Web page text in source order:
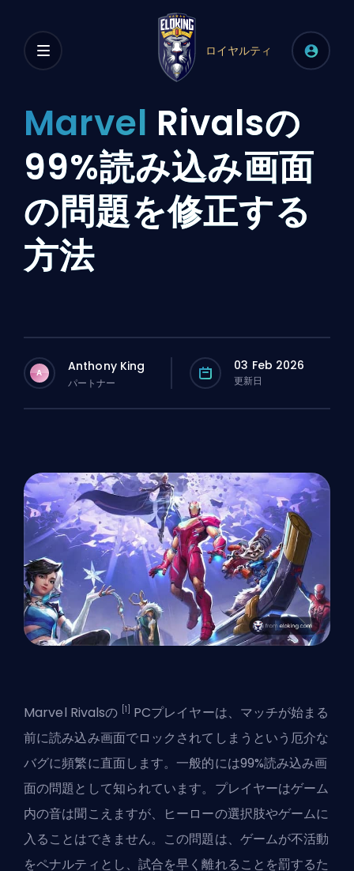
ロイヤルティ
Marvel Rivalsの
99%読み込み画面
の問題を修正する
方法
A Anthony King
パートナー
03 Feb 2026
更新日
Marvel Rivalsの [1]
PCプレイヤーは、マッチが始まる
前に読み込み画面でロックされてしまうという厄介な
バグに頻繁に直面します。一般的には99%読み込み画
面の問題として知られています。プレイヤーはゲーム
内の音は聞こえますが、ヒーローの選択肢やゲームに
入ることはできません。この問題は、ゲームが不活動
をペナルティとし、試合を早く離れることを罰するた